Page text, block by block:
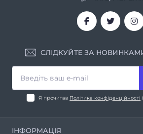
СЛІДКУЙТЕ ЗА
Я прочитав Політика конфіденційності
ІНФОРМАЦІЯ